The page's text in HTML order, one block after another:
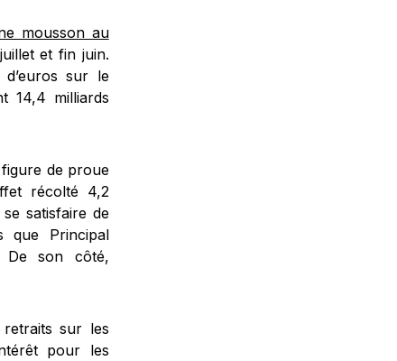
mousson au
et fin juin.
sur le
14,4 milliards
de proue
récolté 4,2
satisfaire de
que Principal
De son côté,
retraits sur les
pour les